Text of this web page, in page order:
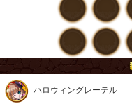
ハロウィングレーテル